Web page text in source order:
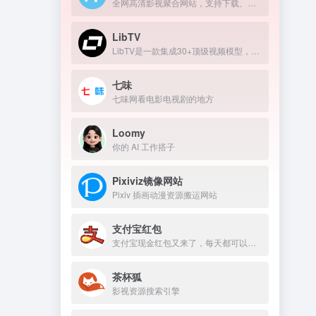
LibTV
七味
七味网看电影电视剧的地方
Loomy
你的 AI 工作搭子
Pixiviz镜像网站
Pixiv 插画动漫资源搬运网站
支付宝红包
茶杯狐
影视资源搜索引擎